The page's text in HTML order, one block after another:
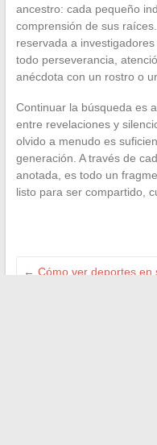
ancestro: cada pequeño
comprensión de sus
reservada a
todo perseverancia,
anécdota con un rostro o
Continuar la búsqueda es
entre revelaciones y
olvido a menudo es
generación. A través de
anotada, es todo un
listo para ser compartido,
← Cómo ver deportes en